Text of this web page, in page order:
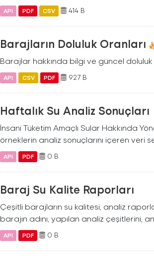
API PDF CSV 414 B
Barajların Doluluk Oranları
Barajlar hakkında bilgi ve güncel doluluk
API CSV PDF 927 B
Haftalık Su Analiz Sonuçları
İnsani Tüketim Amaçlı Sular Hakkında
örneklerin analiz sonuçlarını içeren veri
API PDF 0 B
Baraj Su Kalite Raporları
Çeşitli barajların su kalitesi, analiz
barajın adını, yapılan analiz çeşitlerini,
API PDF 0 B